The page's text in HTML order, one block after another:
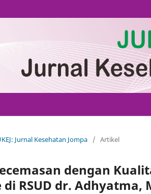
Jurnal Kesehatan Jompa / Artikel
dengan
RSUD dr. Adhyatma,